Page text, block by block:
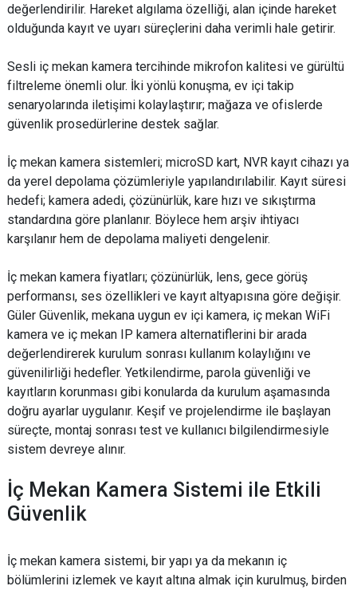
değerlendirilir. Hareket algılama özelliği, alan içinde hareket
olduğunda kayıt ve uyarı süreçlerini daha verimli hale getirir.
Sesli iç mekan kamera tercihinde mikrofon kalitesi ve gürültü
filtreleme önemli olur. İki yönlü konuşma, ev içi takip
senaryolarında iletişimi kolaylaştırır; mağaza ve ofislerde
güvenlik prosedürlerine destek sağlar.
İç mekan kamera sistemleri; microSD kart, NVR kayıt cihazı ya
da yerel depolama çözümleriyle yapılandırılabilir. Kayıt süresi
hedefi; kamera adedi, çözünürlük, kare hızı ve sıkıştırma
standardına göre planlanır. Böylece hem arşiv ihtiyacı
karşılanır hem de depolama maliyeti dengelenir.
İç mekan kamera fiyatları; çözünürlük, lens, gece görüş
performansı, ses özellikleri ve kayıt altyapısına göre değişir.
Güler Güvenlik, mekana uygun ev içi kamera, iç mekan WiFi
kamera ve iç mekan IP kamera alternatiflerini bir arada
değerlendirerek kurulum sonrası kullanım kolaylığını ve
güvenilirliği hedefler. Yetkilendirme, parola güvenliği ve
kayıtların korunması gibi konularda da kurulum aşamasında
doğru ayarlar uygulanır. Keşif ve projelendirme ile başlayan
süreçte, montaj sonrası test ve kullanıcı bilgilendirmesiyle
sistem devreye alınır.
İç Mekan Kamera Sistemi ile Etkili
Güvenlik
İç mekan kamera sistemi, bir yapı ya da mekanın iç
bölümlerini izlemek ve kayıt altına almak için kurulmuş, birden